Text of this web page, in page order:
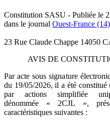
Constitution SASU - Publiée le
dans le journal Ouest-France (14)
23 Rue Claude Chappe 14050
AVIS DE
Par acte sous signature
du 19/05/2026, il a été constitué
par actions simplifiée
dénommée « 2CJL »,
caractéristiques suivantes :